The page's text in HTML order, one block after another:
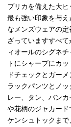
プリカを備えた大
最も強い印象を与
なメンズウェアの
ざっていますすべ
ィオールのシグネ
トにシャープにカ
ドチェックとガー
ラックパンツとノ
レー、タン、バン
や花柄のジャカー
ケンシュトックま